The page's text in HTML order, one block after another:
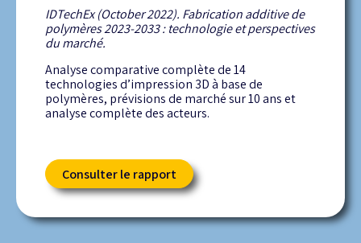
IDTechEx (October 2022). Fabrication additive de
polymères 2023-2033 : technologie et perspectives
du marché.
Analyse comparative complète de 14
technologies d’impression 3D à base de
polymères, prévisions de marché sur 10 ans et
analyse complète des acteurs.
Consulter le rapport